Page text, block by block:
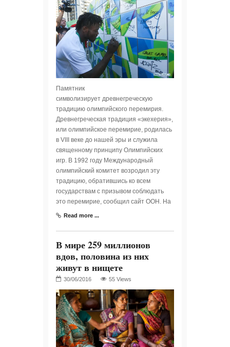
Памятник
символизирует древнегреческую
традицию олимпийского перемирия.
Древнегреческая традиция «экехерия»,
или олимпийское перемирие, родилась
в VIII веке до нашей эры и служила
священному принципу Олимпийских
игр. В 1992 году Международный
олимпийский комитет возродил эту
традицию, обратившись ко всем
государствам с призывом соблюдать
это перемирие, сообщил сайт ООН. На
Read more ...
В мире 259 миллионов
вдов, половина из них
живут в нищете
55 Views